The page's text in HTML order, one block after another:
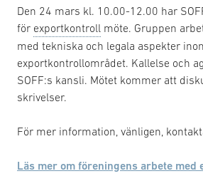
Den 24 mars kl. 10.00-12.00 har
för exportkontroll möte. Gruppen
med tekniska och legala aspekter
exportkontrollområdet. Kallelse och
SOFF:s kansli. Mötet kommer att
skrivelser.
För mer information, vänligen,
Läs mer om föreningens arbete med